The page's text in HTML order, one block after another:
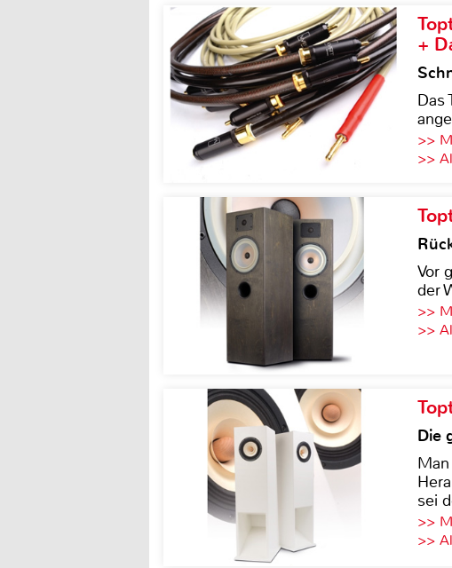
+
Das
>>
>>
Vor
der
>>
>>
Die
sei
>>
>>